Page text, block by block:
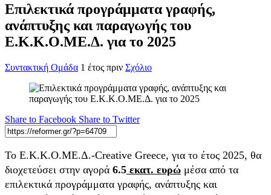
Επιλεκτικά προγράμματα γραφής,
ανάπτυξης και παραγωγής του
Ε.Κ.Κ.Ο.ΜΕ.Δ. για το 2025
Συντακτική Ομάδα 1 έτος πριν Σχόλιο
Share to Facebook Share to Twitter
Το Ε.Κ.Κ.Ο.ΜΕ.Δ.-Creative Greece, για το έτος 2025, θα
διοχετεύσει στην αγορά 6.5 εκατ. ευρώ μέσα από τα
επιλεκτικά προγράμματα γραφής, ανάπτυξης και